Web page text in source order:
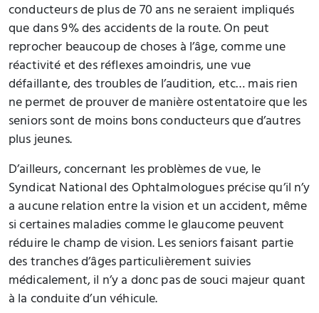
conducteurs de plus de 70 ans ne seraient impliqués
que dans 9% des accidents de la route. On peut
reprocher beaucoup de choses à l’âge, comme une
réactivité et des réflexes amoindris, une vue
défaillante, des troubles de l’audition, etc… mais rien
ne permet de prouver de manière ostentatoire que les
seniors sont de moins bons conducteurs que d’autres
plus jeunes.
D’ailleurs, concernant les problèmes de vue, le
Syndicat National des Ophtalmologues précise qu’il n’y
a aucune relation entre la vision et un accident, même
si certaines maladies comme le glaucome peuvent
réduire le champ de vision. Les seniors faisant partie
des tranches d’âges particulièrement suivies
médicalement, il n’y a donc pas de souci majeur quant
à la conduite d’un véhicule.